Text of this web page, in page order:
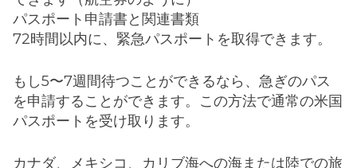
パスポート申請書と関連書類
72時間以内に、緊急パスポートを取得できます。
もし5〜7週間待つことができるなら、急ぎのパス
を申請することができます。この方法で通常の米国
パスポートを受け取ります。
カナダ、メキシコ、カリブ海への海または陸での旅